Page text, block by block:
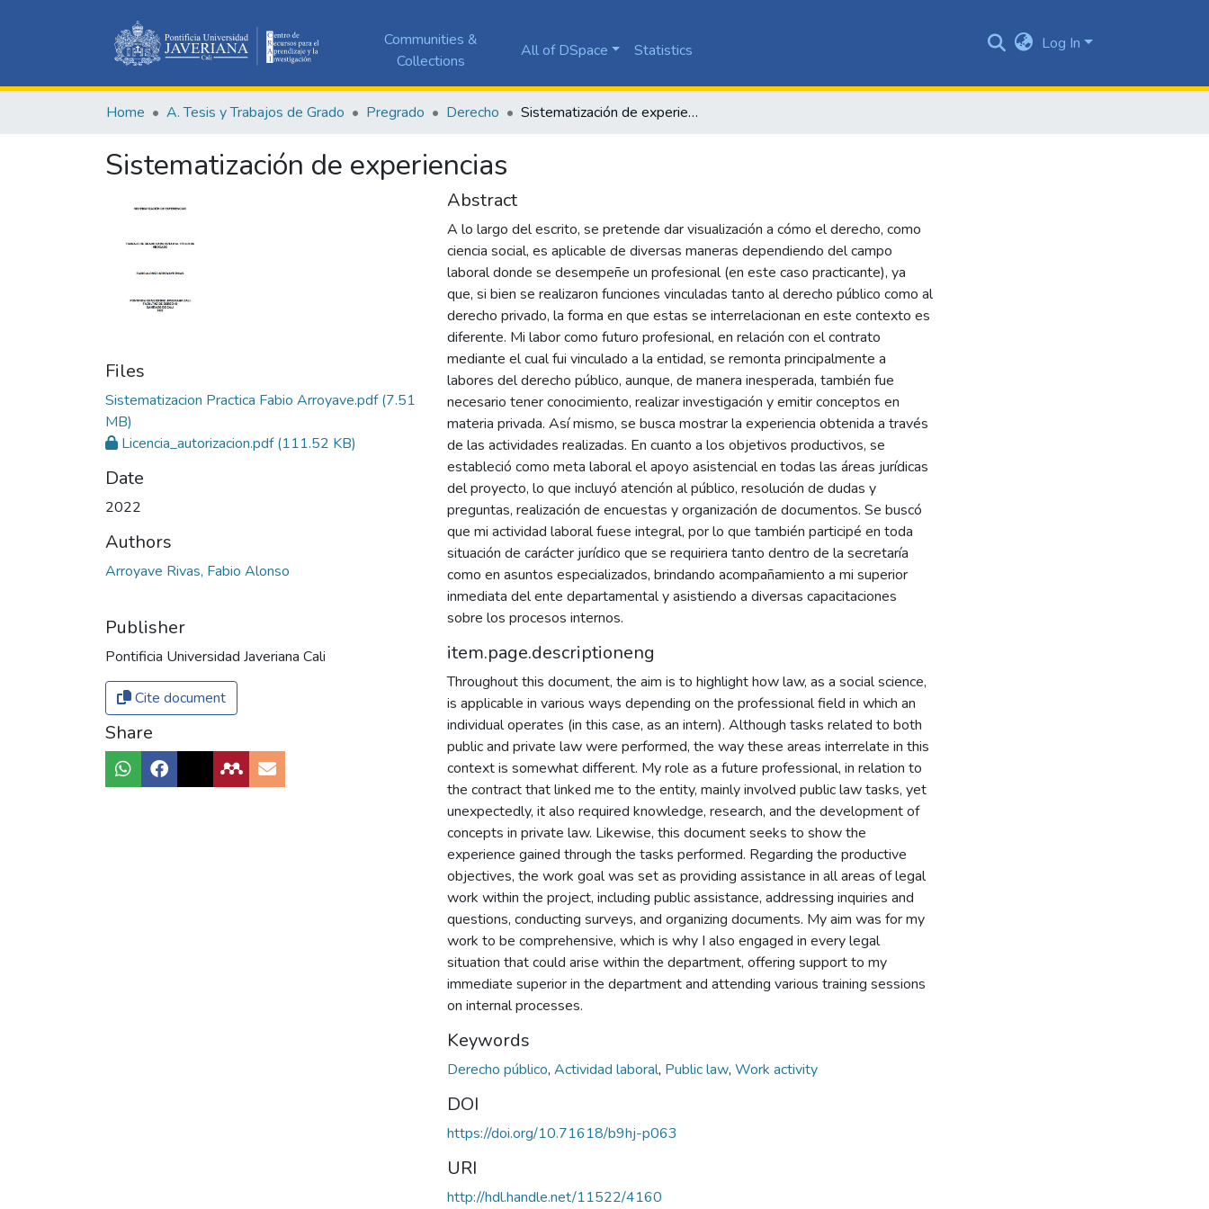
Communities &
Collections
All of DSpace Statistics Log In
Home A. Tesis y Trabajos de Grado Pregrado Derecho Sistematización de experiencias
Sistematización de experiencias
Files
Sistematizacion Practica Fabio Arroyave.pdf(7.51
MB)
Licencia_autorizacion.pdf(111.52 KB)
Date
2022
Authors
Arroyave Rivas, Fabio Alonso
Publisher
Pontificia Universidad Javeriana Cali
Cite document
Share
Abstract
A lo largo del escrito, se pretende dar visualización a cómo el derecho, como
ciencia social, es aplicable de diversas maneras dependiendo del campo
laboral donde se desempeñe un profesional (en este caso practicante), ya
que, si bien se realizaron funciones vinculadas tanto al derecho público como al
derecho privado, la forma en que estas se interrelacionan en este contexto es
diferente. Mi labor como futuro profesional, en relación con el contrato
mediante el cual fui vinculado a la entidad, se remonta principalmente a
labores del derecho público, aunque, de manera inesperada, también fue
necesario tener conocimiento, realizar investigación y emitir conceptos en
materia privada. Así mismo, se busca mostrar la experiencia obtenida a través
de las actividades realizadas. En cuanto a los objetivos productivos, se
estableció como meta laboral el apoyo asistencial en todas las áreas jurídicas
del proyecto, lo que incluyó atención al público, resolución de dudas y
preguntas, realización de encuestas y organización de documentos. Se buscó
que mi actividad laboral fuese integral, por lo que también participé en toda
situación de carácter jurídico que se requiriera tanto dentro de la secretaría
como en asuntos especializados, brindando acompañamiento a mi superior
inmediata del ente departamental y asistiendo a diversas capacitaciones
sobre los procesos internos.
item.page.descriptioneng
Throughout this document, the aim is to highlight how law, as a social science,
is applicable in various ways depending on the professional field in which an
individual operates (in this case, as an intern). Although tasks related to both
public and private law were performed, the way these areas interrelate in this
context is somewhat different. My role as a future professional, in relation to
the contract that linked me to the entity, mainly involved public law tasks, yet
unexpectedly, it also required knowledge, research, and the development of
concepts in private law. Likewise, this document seeks to show the
experience gained through the tasks performed. Regarding the productive
objectives, the work goal was set as providing assistance in all areas of legal
work within the project, including public assistance, addressing inquiries and
questions, conducting surveys, and organizing documents. My aim was for my
work to be comprehensive, which is why I also engaged in every legal
situation that could arise within the department, offering support to my
immediate superior in the department and attending various training sessions
on internal processes.
Keywords
Derecho público, Actividad laboral, Public law, Work activity
DOI
https://doi.org/10.71618/b9hj-p063
URI
http://hdl.handle.net/11522/4160